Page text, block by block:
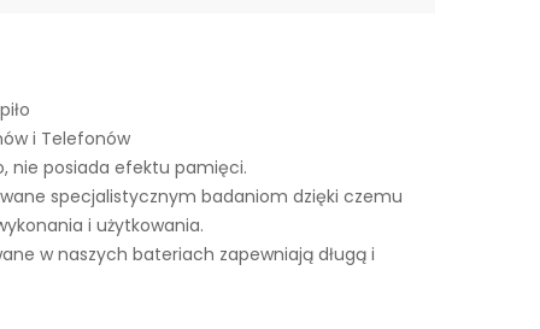
i Telefonów
nie posiada efektu pamięci.
specjalistycznym badaniom dzięki czemu
i użytkowania.
w naszych bateriach zapewniają długą i